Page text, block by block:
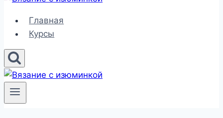
Главная
Курсы